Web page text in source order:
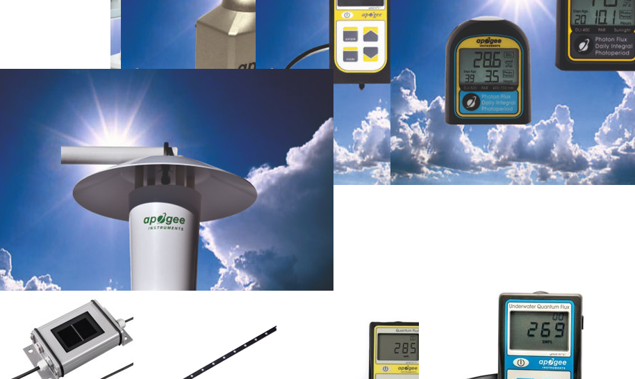
Aanbevolen
Zonnepaneel
monitoring, 4
modellen
MQ-500 MQ-510
quantum sensor met
handmeter